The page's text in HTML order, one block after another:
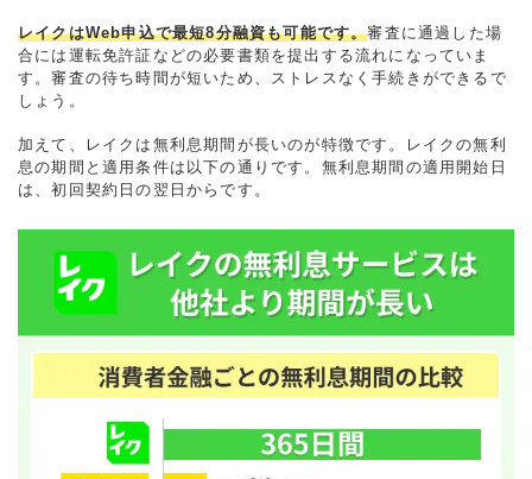
レイクはWeb申込で最短8分融資も可能です。審査に通過した場
合には運転免許証などの必要書類を提出する流れになっていま
す。審査の待ち時間が短いため、ストレスなく手続きができるで
しょう。
加えて、レイクは無利息期間が長いのが特徴です。レイクの無利
息の期間と適用条件は以下の通りです。無利息期間の適用開始日
は、初回契約日の翌日からです。